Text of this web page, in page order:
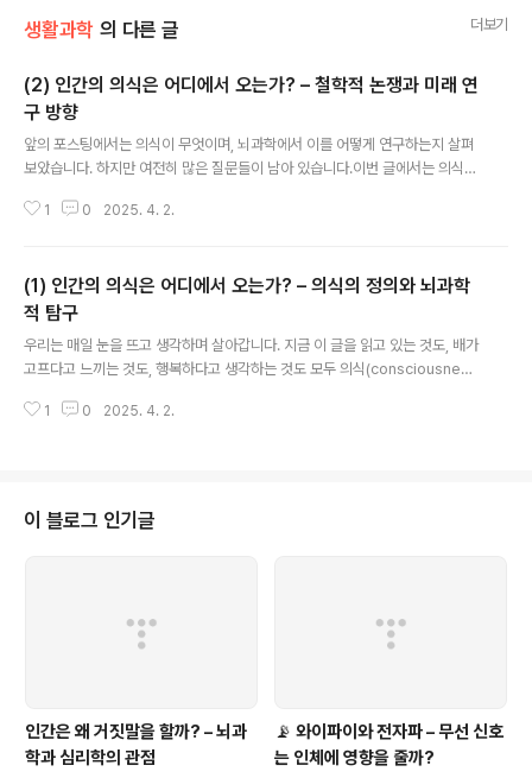
생활과학 의 다른 글 더보기
(2) 인간의 의식은 어디에서 오는가? – 철학적 논쟁과 미래 연
구 방향
앞의 포스팅에서는 의식이 무엇이며, 뇌과학에서 이를 어떻게 연구하는지 살펴
보았습니다. 하지만 여전히 많은 질문들이 남아 있습니다.이번 글에서는 의식이
학적 논쟁과 최신 연구를 살펴보겠습니다.1. 의식은 단순한 뇌의 작용일까요?뇌
뇌의 산물이다"현대 뇌과학은 의식이 뇌에서 일어나는 신경 활동의 결과라고 주
장합니다. MRI(자기공명영상)와 같은 뇌 영상 기술 덕분에, 과학자들은 특정한
생각을 할 때 활성화되는 뇌 부위를 확인할 수 있게 되었습니다. 💡 예를 들어,
기억을 떠올릴 때 해..
1 0 2025. 4. 2.
(1) 인간의 의식은 어디에서 오는가? – 의식의 정의와 뇌과학
적 탐구
우리는 매일 눈을 뜨고 생각하며 살아갑니다. 지금 이 글을 읽고 있는 것도, 배가
고프다고 느끼는 것도, 행복하다고 생각하는 것도 모두 의식(consciousnes
철학자들과 과학자들은 "나는 누구인가?", "나는 어떻게 생각하는가?" 같은 질
1. 의식이란 무엇일까요?의식은 쉽게 말해 ‘내가 나라는 것을 알고 있으며, 주변
환경을 인식하고 사고할 수 있는 상태’를 의미합니다. 하지만 이를 완벽하게 정
1 0 2025. 4. 2.
이 블로그 인기글
인간은 왜 거짓말을 할까? – 뇌과
학과 심리학의 관점
📡 와이파이와 전자파 – 무선 신호
는 인체에 영향을 줄까?